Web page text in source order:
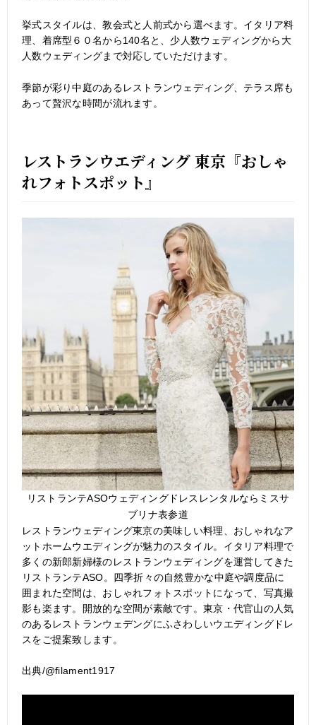
挙式スタイルは、教会式と人前式から選べます。イタリア料
理、着席型６０名から140名と、少人数ウェディングから大
人数ウェディングまで対応していただけます。
季節が彩り中庭のあるレストランウェディング、テラス席も
あって贅沢な時間が流れます。
レストランウエディング 東京『おしゃ
れフォトスポット』
リストランテASOウェディングドレスレンタルならミスサ
ブリナ表参道
レストランウェディング東京の美味しい料理、おしゃれなア
ットホームウエディングが魅力のスタイル。イタリア料理で
多くの新郎新婦様のレストランウェディングを運営してきた
リストランテASO。四季折々の自然豊かな中庭や調度品に
囲まれた空間は、おしゃれフォトスポットになって、写真撮
影も楽ます。開放的な空間が素敵です。東京・代官山の人気
のあるレストランウェデングにふさわしいウエディングドレ
スをご提案致します。
出典/@filament1917